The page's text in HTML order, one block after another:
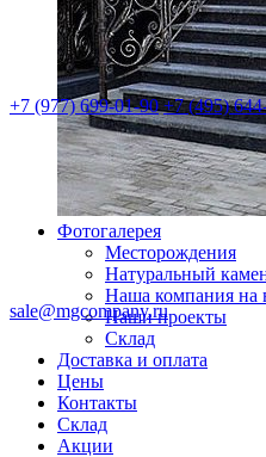
Фотогалерея
Месторождения
Натуральный
Наша компания на
Наши проекты
Склад
Доставка и оплата
Цены
Контакты
Склад
Акции
+7 (977) 699-01-90 +7 (495)
sale@mgcompany.ru